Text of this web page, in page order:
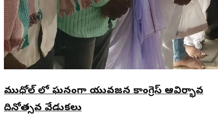
ముధోల్ లో ఘనంగా యువజన కాంగ్రెస్ ఆవిర్భావ
దినోత్సవ వేడుకలు